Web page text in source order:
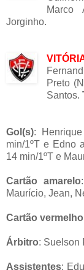
Marco
Jorginho.
Preto
Santos.
Gol(s):
min/1ºT e Edno
14 min/1ºT e
Cartão amarelo
Maurício, Jean,
Cartão vermelho
Árbitro: Suelson
Assistentes: